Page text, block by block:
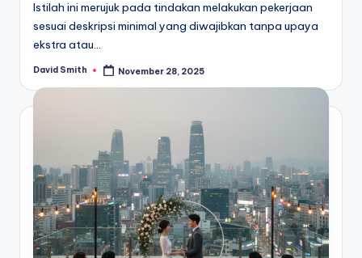
Istilah ini merujuk pada tindakan melakukan pekerjaan
sesuai deskripsi minimal yang diwajibkan tanpa upaya
ekstra atau…
Posted
David Smith November 28, 2025